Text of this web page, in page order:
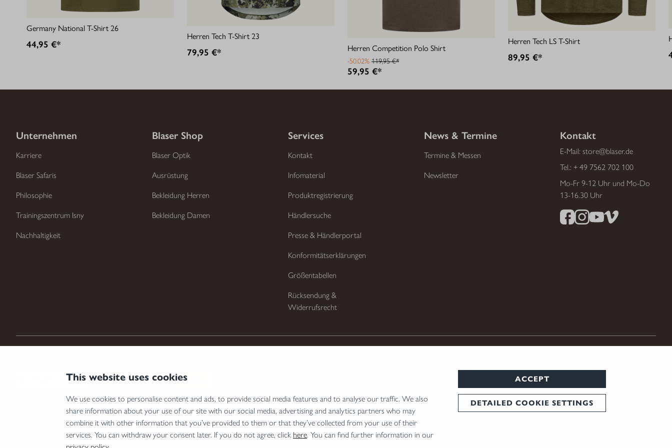
This website uses cookies
We use cookies to personalise content and ads, to provide social media features and to analyse our traffic. We also
share information about your use of our site with our social media, advertising and analytics partners who may
combine it with other information that you’ve provided to them or that they’ve collected from your use of their
services. You can withdraw your consent later. If you do not agree, click here. You can find further information in our
ACCEPT
DETAILED COOKIE SETTINGS
Germany National T-Shirt 26
44,95 €*
Herren Tech T-Shirt 23
79,95 €* Herren Competition Polo Shirt
-50.02% 119,95 €*
59,95 €*
Herren Tech LS T-Shirt
89,95 €*
Unternehmen
Karriere
Blaser Safaris
Philosophie
Trainingszentrum Isny
Nachhaltigkeit
Blaser Shop
Blaser Optik
Ausrüstung
Bekleidung Herren
Bekleidung Damen
Services
Kontakt
Infomaterial
Produktregistrierung
Händlersuche
Presse & Händlerportal
Konformitätserklärungen
Größentabellen
Rücksendung &
Widerrufsrecht
News & Termine
Termine & Messen
Newsletter
Kontakt
E-Mail: store@blaser.de
Tel.: + 49 7562 702 100
Mo-Fr 9-12 Uhr und Mo-Do
13-16.30 Uhr